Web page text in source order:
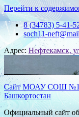
Перейти к
8 (34783) 5-41-
soch11-
Адрес: Нефтекамск,
Сайт МОАУ СОШ №11
Башкортостан
Официальный сайт